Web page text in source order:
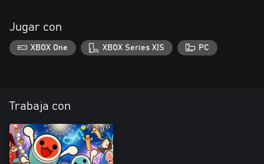
Jugar con
XBOX One XBOX Series X|S PC
Trabaja con